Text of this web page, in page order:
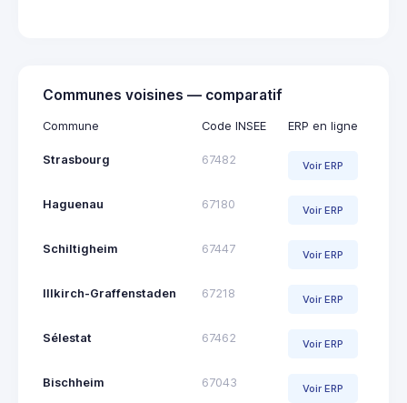
Communes voisines — comparatif
Commune Code INSEE ERP en ligne
Strasbourg 67482 Voir ERP
Haguenau 67180 Voir ERP
Schiltigheim 67447 Voir ERP
Illkirch-Graffenstaden 67218 Voir ERP
Sélestat 67462 Voir ERP
Bischheim 67043 Voir ERP